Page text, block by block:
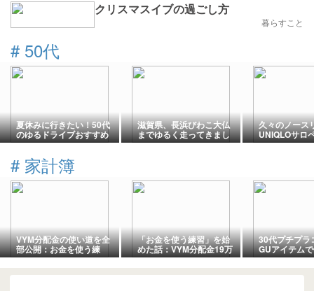
クリスマスイブの過ごし方
暮らすこと
# 50代
夏休みに行きたい！50代
のゆるドライブおすすめ
スポット5選
滋賀県、長浜びわこ大仏
までゆるく走ってきまし
た
久々のノース
UNIQLOサロ
デ
# 家計簿
VYM分配金の使い道を全
部公開：お金を使う練
習、1年半でわかったこと
「お金を使う練習」を始
めた話：VYM分配金19万
円が変えてくれたこと
30代プチプラ
GUアイテム
黒パンツの通